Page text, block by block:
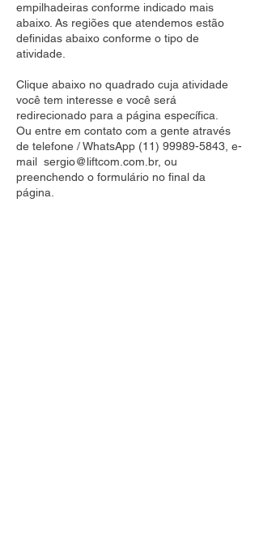
empilhadeiras conforme indicado mais
abaixo. As regiões que atendemos estão
definidas abaixo conforme o tipo de
atividade.
Clique abaixo no quadrado cuja atividade
você tem interesse e você será
redirecionado para a página específica.
Ou entre em contato com a gente através
de telefone / WhatsApp (11) 99989-5843 , e-
mail sergio@liftcom.com.br, ou
preenchendo o formulário no final da
página.